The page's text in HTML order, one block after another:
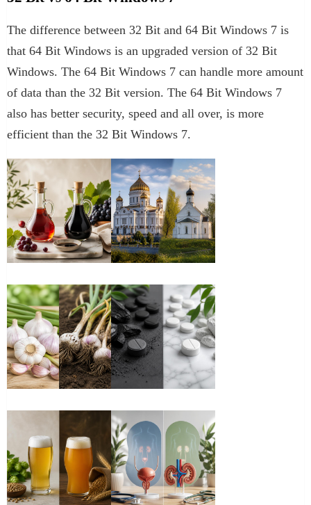
The difference between 32 Bit and 64 Bit Windows 7 is
that 64 Bit Windows is an upgraded version of 32 Bit
Windows. The 64 Bit Windows 7 can handle more amount
of data than the 32 Bit version. The 64 Bit Windows 7
also has better security, speed and all over, is more
efficient than the 32 Bit Windows 7.